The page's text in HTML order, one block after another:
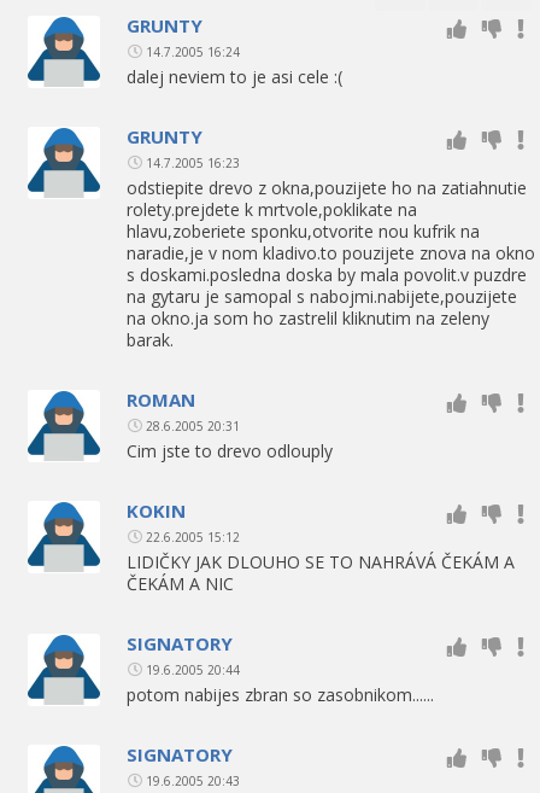
GRUNTY
14.7.2005 16:24
dalej neviem to je asi cele :(
GRUNTY
14.7.2005 16:23
odstiepite drevo z okna,pouzijete ho na zatiahnutie
rolety.prejdete k mrtvole,poklikate na
hlavu,zoberiete sponku,otvorite nou kufrik na
naradie,je v nom kladivo.to pouzijete znova na okno
s doskami.posledna doska by mala povolit.v puzdre
na gytaru je samopal s nabojmi.nabijete,pouzijete
na okno.ja som ho zastrelil kliknutim na zeleny
barak.
ROMAN
28.6.2005 20:31
Cim jste to drevo odlouply
KOKIN
22.6.2005 15:12
LIDIČKY JAK DLOUHO SE TO NAHRÁVÁ ČEKÁM A
ČEKÁM A NIC
SIGNATORY
19.6.2005 20:44
potom nabijes zbran so zasobnikom......
SIGNATORY
19.6.2005 20:43